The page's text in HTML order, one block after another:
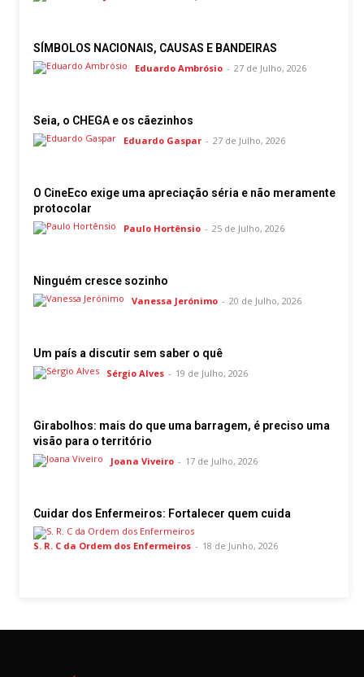
SÍMBOLOS NACIONAIS, CAUSAS E BANDEIRAS
Eduardo Ambrósio - 27 de Julho, 2026
Seia, o CHEGA e os cãezinhos
Eduardo Gaspar - 27 de Julho, 2026
O CineEco exige uma apreciação séria e não meramente
protocolar
Paulo Hortênsio - 25 de Julho, 2026
Ninguém cresce sozinho
Vanessa Jerónimo - 20 de Julho, 2026
Um país a discutir sem saber o quê
Sérgio Alves - 19 de Julho, 2026
Girabolhos: mais do que uma barragem, é preciso uma
visão para o território
Joana Viveiro - 17 de Julho, 2026
Cuidar dos Enfermeiros: Fortalecer quem cuida
S. R. C da Ordem dos Enfermeiros - 18 de Junho, 2026